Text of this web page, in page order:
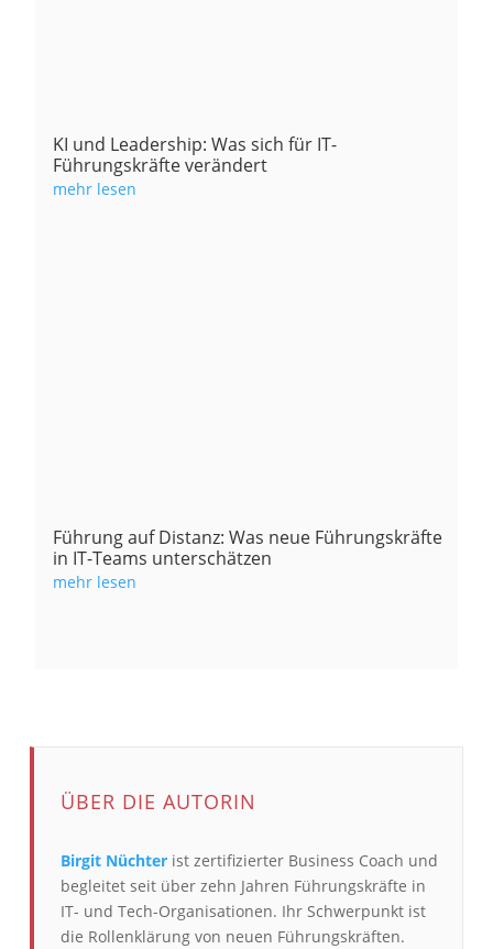
KI und Leadership: Was sich für IT-
Führungskräfte verändert
mehr lesen
Führung auf Distanz: Was neue Führungskräfte
in IT-Teams unterschätzen
mehr lesen
ÜBER DIE AUTORIN
Birgit Nüchter ist zertifizierter Business Coach und
begleitet seit über zehn Jahren Führungskräfte in
IT- und Tech-Organisationen. Ihr Schwerpunkt ist
die Rollenklärung von neuen Führungskräften.